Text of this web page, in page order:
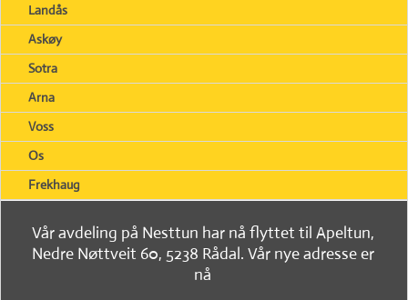
Landås
Askøy
Sotra
Arna
Voss
Os
Frekhaug
Vår avdeling på Nesttun har nå flyttet til Apeltun,
Nedre Nøttveit 60, 5238 Rådal. Vår nye adresse er
nå